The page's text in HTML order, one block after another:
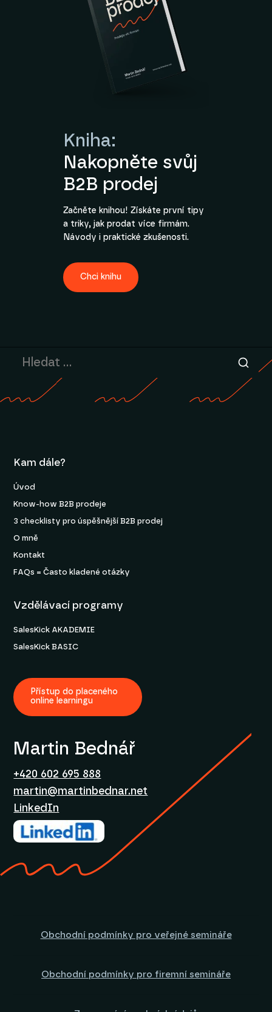
Kniha:
Nakopněte svůj
B2B prodej
Začněte knihou! Získáte první tipy
a triky, jak prodat více firmám.
Návody i praktické zkušenosti.
Chci knihu
Kam dále?
Úvod
Know-how B2B prodeje
3 checklisty pro úspěšnější B2B prodej
O mně
Kontakt
FAQs = Často kladené otázky
Vzdělávací programy
SalesKick AKADEMIE
SalesKick BASIC
Přístup do placeného
online learningu
Martin Bednář
+420 602 695 888
martin@martinbednar.net
LinkedIn
Obchodní podmínky pro veřejné semináře
Obchodní podmínky pro firemní semináře